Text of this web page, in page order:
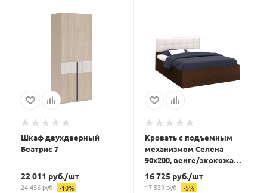
Шкаф двухдверный
Беатрис 7
22 011 руб./шт
24 456руб. -10%
Кровать с подъемным
механизмом Селена
90х200, венге/экокожа
белая
16 725 руб./шт
17 539руб. -5%